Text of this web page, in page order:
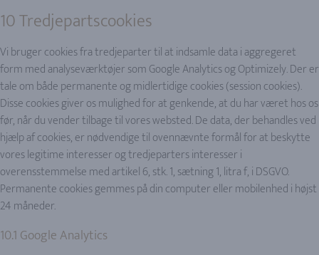
10 Tredjepartscookies
Vi bruger cookies fra tredjeparter til at indsamle data i aggregeret
form med analyseværktøjer som Google Analytics og Optimizely. Der er
tale om både permanente og midlertidige cookies (session cookies).
Disse cookies giver os mulighed for at genkende, at du har været hos os
før, når du vender tilbage til vores websted. De data, der behandles ved
hjælp af cookies, er nødvendige til ovennævnte formål for at beskytte
vores legitime interesser og tredjeparters interesser i
overensstemmelse med artikel 6, stk. 1, sætning 1, litra f, i DSGVO.
Permanente cookies gemmes på din computer eller mobilenhed i højst
24 måneder.
10.1 Google Analytics